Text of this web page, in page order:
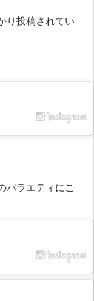
り投稿されてい
バラエティにこ